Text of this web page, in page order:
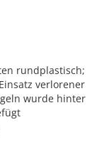
rundplastisch;
verlorener
wurde hinter